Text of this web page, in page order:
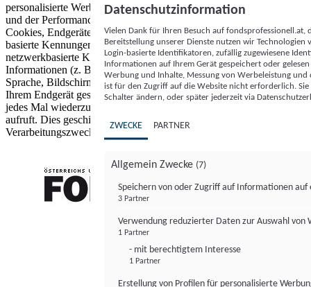
personalisierte Werbung und Inhalte, Messung von Werbeleistung
und der Performance von Inhalten sowie Zielgruppenforschung.
Cookies, Endgeräte- oder ähnliche Online-Kennungen (z. B. login-
basierte Kennungen, zufällig generierte Kennungen,
netzwerkbasierte Kennungen) können zusammen mit anderen
Informationen (z. B. Browsertyp und Browserinformationen,
Sprache, Bildschirmgröße, unterstützte Technologien usw.) auf
Ihrem Endgerät gespeichert oder von dort ausgelesen werden, um es
jedes Mal wiederzuerkennen, wenn es eine App oder einer Webseite
aufruft. Dies geschieht für einen oder mehrere der hier aufgeführten
Verarbeitungszwecke.
Datenschutzinformation
Vielen Dank für Ihren Besuch auf
Bereitstellung unserer Dienste nutzen wir Technologien
Login-basierte Identifikatoren, zufällig zugewiesene
Informationen auf Ihrem Gerät gespeichert oder
Werbung und Inhalte, Messung von Werbeleistung
ist für den Zugriff auf die Website nicht erforderlich.
Schalter ändern, oder später jederzeit via
ZWECKE PARTNER
Allgemein Zwecke (7)
Speichern von oder Zugriff auf Informationen auf
3 Partner
Verwendung reduzierter Daten zur Auswahl von
1 Partner
- mit berechtigtem Interesse
1 Partner
Erstellung von Profilen für personalisierte
FONDS professionell